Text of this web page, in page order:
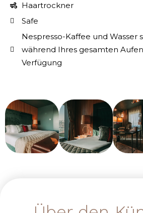
Haartrockner
Safe
Nespresso-Kaffee und Wasser
während Ihres gesamten
Verfügung